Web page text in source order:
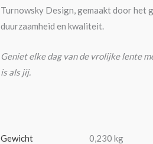
Turnowsky Design, gemaakt door het
duurzaamheid en kwaliteit.
Geniet elke dag van de vrolijke lente
is als jij.
Gewicht 0,230 kg